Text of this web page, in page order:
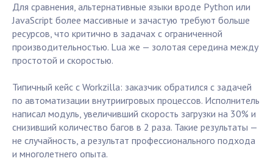
Для сравнения, альтернативные языки вроде Python или
JavaScript более массивные и зачастую требуют больше
ресурсов, что критично в задачах с ограниченной
производительностью. Lua же — золотая середина между
простотой и скоростью.
Типичный кейс с Workzilla: заказчик обратился с задачей
по автоматизации внутриигровых процессов. Исполнитель
написал модуль, увеличивший скорость загрузки на 30% и
снизивший количество багов в 2 раза. Такие результаты —
не случайность, а результат профессионального подхода
и многолетнего опыта.